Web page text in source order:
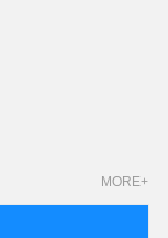
MORE+